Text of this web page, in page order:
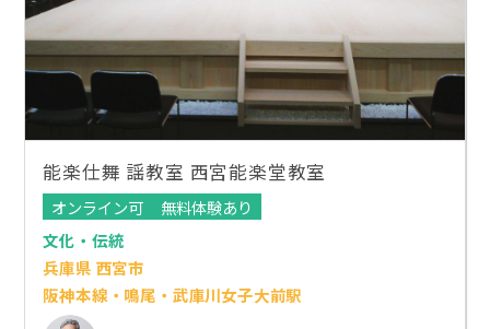
能楽仕舞 謡教室 西宮能楽堂教室
オンライン可
無料体験あり
文化・伝統
兵庫県 西宮市
阪神本線・鳴尾・武庫川女子大前駅